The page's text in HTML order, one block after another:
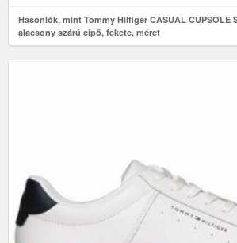
Hasonlók, mint Tommy Hilfiger CASUAL CUPSOLE
alacsony szárú cipő, fekete, méret